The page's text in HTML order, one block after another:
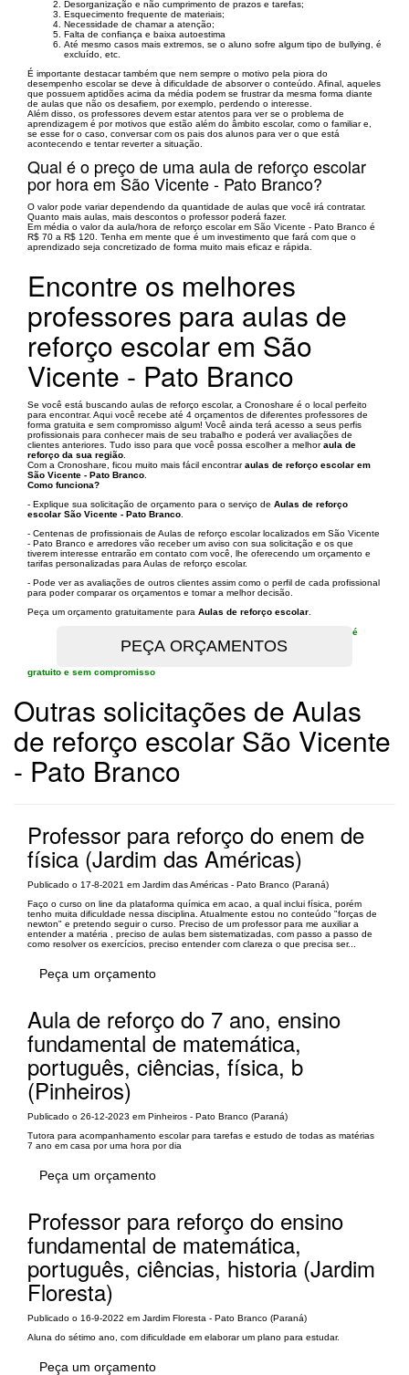
Desorganização e não cumprimento de prazos e tarefas;
Esquecimento frequente de materiais;
Necessidade de chamar a atenção;
Falta de confiança e baixa autoestima
Até mesmo casos mais extremos, se o aluno sofre algum tipo de bullying, é
excluído, etc.
É importante destacar também que nem sempre o motivo pela piora do
desempenho escolar se deve à dificuldade de absorver o conteúdo. Afinal, aqueles
que possuem aptidões acima da média podem se frustrar da mesma forma diante
de aulas que não os desafiem, por exemplo, perdendo o interesse.
Além disso, os professores devem estar atentos para ver se o problema de
aprendizagem é por motivos que estão além do âmbito escolar, como o familiar e,
se esse for o caso, conversar com os pais dos alunos para ver o que está
acontecendo e tentar reverter a situação.
Qual é o preço de uma aula de reforço escolar
por hora em São Vicente - Pato Branco?
O valor pode variar dependendo da quantidade de aulas que você irá contratar.
Quanto mais aulas, mais descontos o professor poderá fazer.
Em média o valor da aula/hora de reforço escolar em São Vicente - Pato Branco é
R$ 70 a R$ 120. Tenha em mente que é um investimento que fará com que o
aprendizado seja concretizado de forma muito mais eficaz e rápida.
Encontre os melhores
professores para aulas de
reforço escolar em São
Vicente - Pato Branco
Se você está buscando aulas de reforço escolar, a Cronoshare é o local perfeito
para encontrar. Aqui você recebe até 4 orçamentos de diferentes professores de
forma gratuita e sem compromisso algum! Você ainda terá acesso a seus perfis
profissionais para conhecer mais de seu trabalho e poderá ver avaliações de
clientes anteriores. Tudo isso para que você possa escolher a melhoraula de
reforço da sua região
Com a Cronoshare, ficou muito mais fácil encontraraulas de reforço escolar em
São Vicente - Pato Branco
Como funciona?
- Explique sua solicitação de orçamento para o serviço de Aulas de reforço
escolar São Vicente - Pato Branco
- Centenas de profissionais de Aulas de reforço escolar localizados em São Vicente
- Pato Branco e arredores vão receber um aviso con sua solicitação e os que
tiverem interesse entrarão em contato com você, lhe oferecendo um orçamento e
tarifas personalizadas para Aulas de reforço escolar.
- Pode ver as avaliações de outros clientes assim como o perfil de cada profissional
para poder comparar os orçamentos e tomar a melhor decisão.
Peça um orçamento gratuitamente para Aulas de reforço escolar
é
gratuito e sem compromisso
Outras solicitações de Aulas
de reforço escolar São Vicente
- Pato Branco
Professor para reforço do enem de
física (Jardim das Américas)
Publicado o 17-8-2021 em Jardim das Américas - Pato Branco (Paraná)
Faço o curso on line da plataforma química em acao, a qual inclui física, porém
tenho muita dificuldade nessa disciplina. Atualmente estou no conteúdo "forças de
newton" e pretendo seguir o curso. Preciso de um professor para me auxiliar a
entender a matéria , preciso de aulas bem sistematizadas, com passo a passo de
como resolver os exercícios, preciso entender com clareza o que precisa ser...
Peça um orçamento
Aula de reforço do 7 ano, ensino
fundamental de matemática,
português, ciências, física, b
(Pinheiros)
Publicado o 26-12-2023 em Pinheiros - Pato Branco (Paraná)
Tutora para acompanhamento escolar para tarefas e estudo de todas as matérias
7 ano em casa por uma hora por dia
Peça um orçamento
Professor para reforço do ensino
fundamental de matemática,
português, ciências, historia (Jardim
Floresta)
Publicado o 16-9-2022 em Jardim Floresta - Pato Branco (Paraná)
Aluna do sétimo ano, com dificuldade em elaborar um plano para estudar.
Peça um orçamento